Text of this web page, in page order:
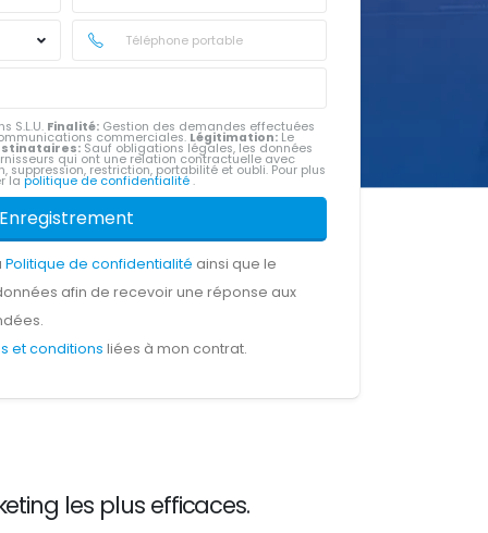
S.L.U. Finalité: Gestion des demandes effectuées
commerciales. Légitimation: Le
Sauf obligations légales, les données
qui ont une relation contractuelle avec
suppression, restriction, portabilité et oubli. Pour plus
lapolitique de confidentialité.
Enregistrement
Politique de confidentialité ainsi que le
afin de recevoir une réponse aux
et conditionsliées à mon contrat.
les plus efficaces.